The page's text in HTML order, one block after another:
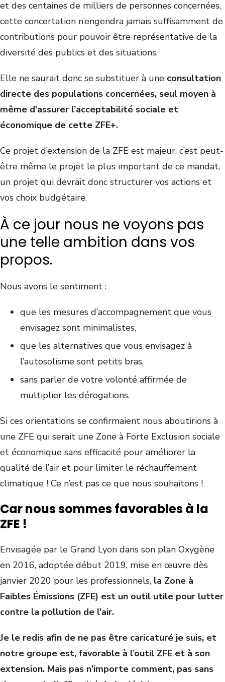
et des centaines de milliers de personnes concernées,
cette concertation n’engendra jamais suffisamment de
contributions pour pouvoir être représentative de la
diversité des publics et des situations.
Elle ne saurait donc se substituer à une consultation
directe des populations concernées, seul moyen à
même d’assurer l’acceptabilité sociale et
économique de cette ZFE+.
Ce projet d’extension de la ZFE est majeur, c’est peut-
être même le projet le plus important de ce mandat,
un projet qui devrait donc structurer vos actions et
vos choix budgétaire.
À ce jour nous ne voyons pas
une telle ambition dans vos
propos.
Nous avons le sentiment :
que les mesures d’accompagnement que vous
envisagez sont minimalistes,
que les alternatives que vous envisagez à
l’autosolisme sont petits bras,
sans parler de votre volonté affirmée de
multiplier les dérogations.
Si ces orientations se confirmaient nous aboutirions à
une ZFE qui serait une Zone à Forte Exclusion sociale
et économique sans efficacité pour améliorer la
qualité de l’air et pour limiter le réchauffement
climatique ! Ce n’est pas ce que nous souhaitons !
Car nous sommes favorables à la
ZFE !
Envisagée par le Grand Lyon dans son plan Oxygène
en 2016, adoptée début 2019, mise en œuvre dès
janvier 2020 pour les professionnels, la Zone à
Faibles Émissions (ZFE) est un outil utile pour lutter
contre la pollution de l’air.
Je le redis afin de ne pas être caricaturé je suis, et
notre groupe est, favorable à l’outil ZFE et à son
extension. Mais pas n’importe comment, pas sans